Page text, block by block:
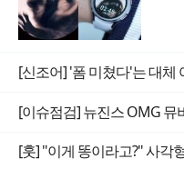
[신조어] '폼 미쳤다'는 대체